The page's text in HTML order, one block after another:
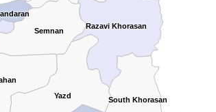
Razavi Khorasan
Semnan
Yazd South Khorasan